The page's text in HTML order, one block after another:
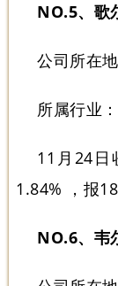
NO.5、歌
公司所在
所属行业
11月24日
1.84% ，报
NO.6、韦